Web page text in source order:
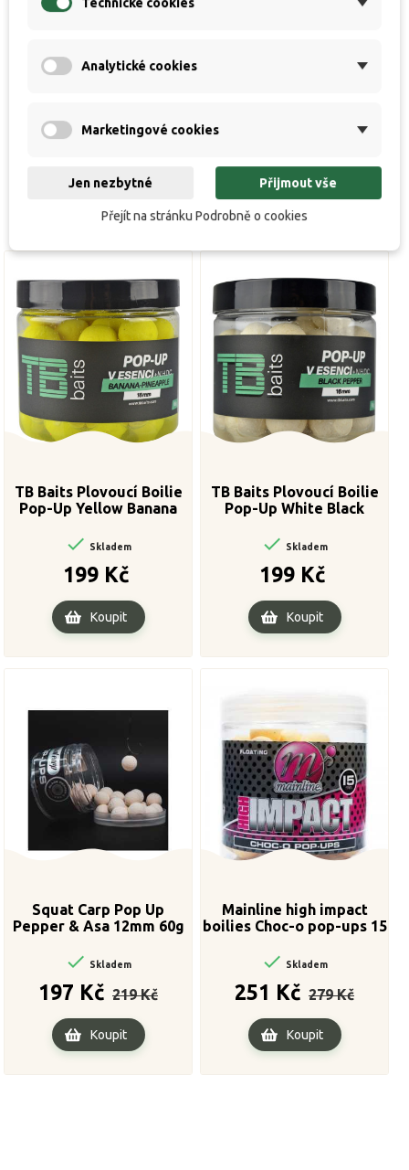
s esenciálním olejem), která je určena k zalití a
Nabízíme v průměru 12mm nebo 16mm.
Balení 60g.
TB Baits Plovoucí Boilie
Pop-Up Yellow Banana
mm
 Skladem
199 Kč
Koupit
TB Baits Plovoucí Boilie
Pop-Up White Black
mm
 Skladem
199 Kč
Koupit
Squat Carp Pop Up
Pepper & Asa 12mm 60g
 Skladem
197 Kč
cena
219 Kč
Koupit
Mainline high impact
boilies Choc-o pop-ups 15
 Skladem
251 Kč
cena
279 Kč
Koupit
Analytické cookies
Marketingové cookies
Jen nezbytné Přijmout vše
Přejít na stránku Podrobně o cookies